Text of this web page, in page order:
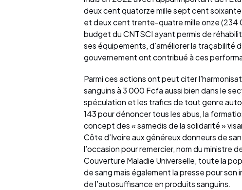
deux cent quatorze mille sept cent
et deux cent trente-quatre mille onze (234
budget du CNTSCI ayant permis de
ses équipements, d’améliorer la traçabilité
gouvernement ont contribué à ces
Parmi ces actions ont peut citer
sanguins à 3 000 Fcfa aussi bien dans le
spéculation et les trafics de tout genre
143 pour dénoncer tous les abus, la
concept des « samedis de la solidarité »
Côte d’Ivoire aux généreux donneurs de
l’occasion pour remercier, nom du ministre
Couverture Maladie Universelle, toute la
de sang mais également la presse pour
de l’autosuffisance en produits sanguins.